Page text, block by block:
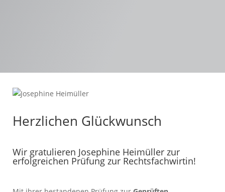
Herzlichen Glückwunsch
Wir gratulieren Josephine Heimüller zur
erfolgreichen Prüfung zur Rechtsfachwirtin!